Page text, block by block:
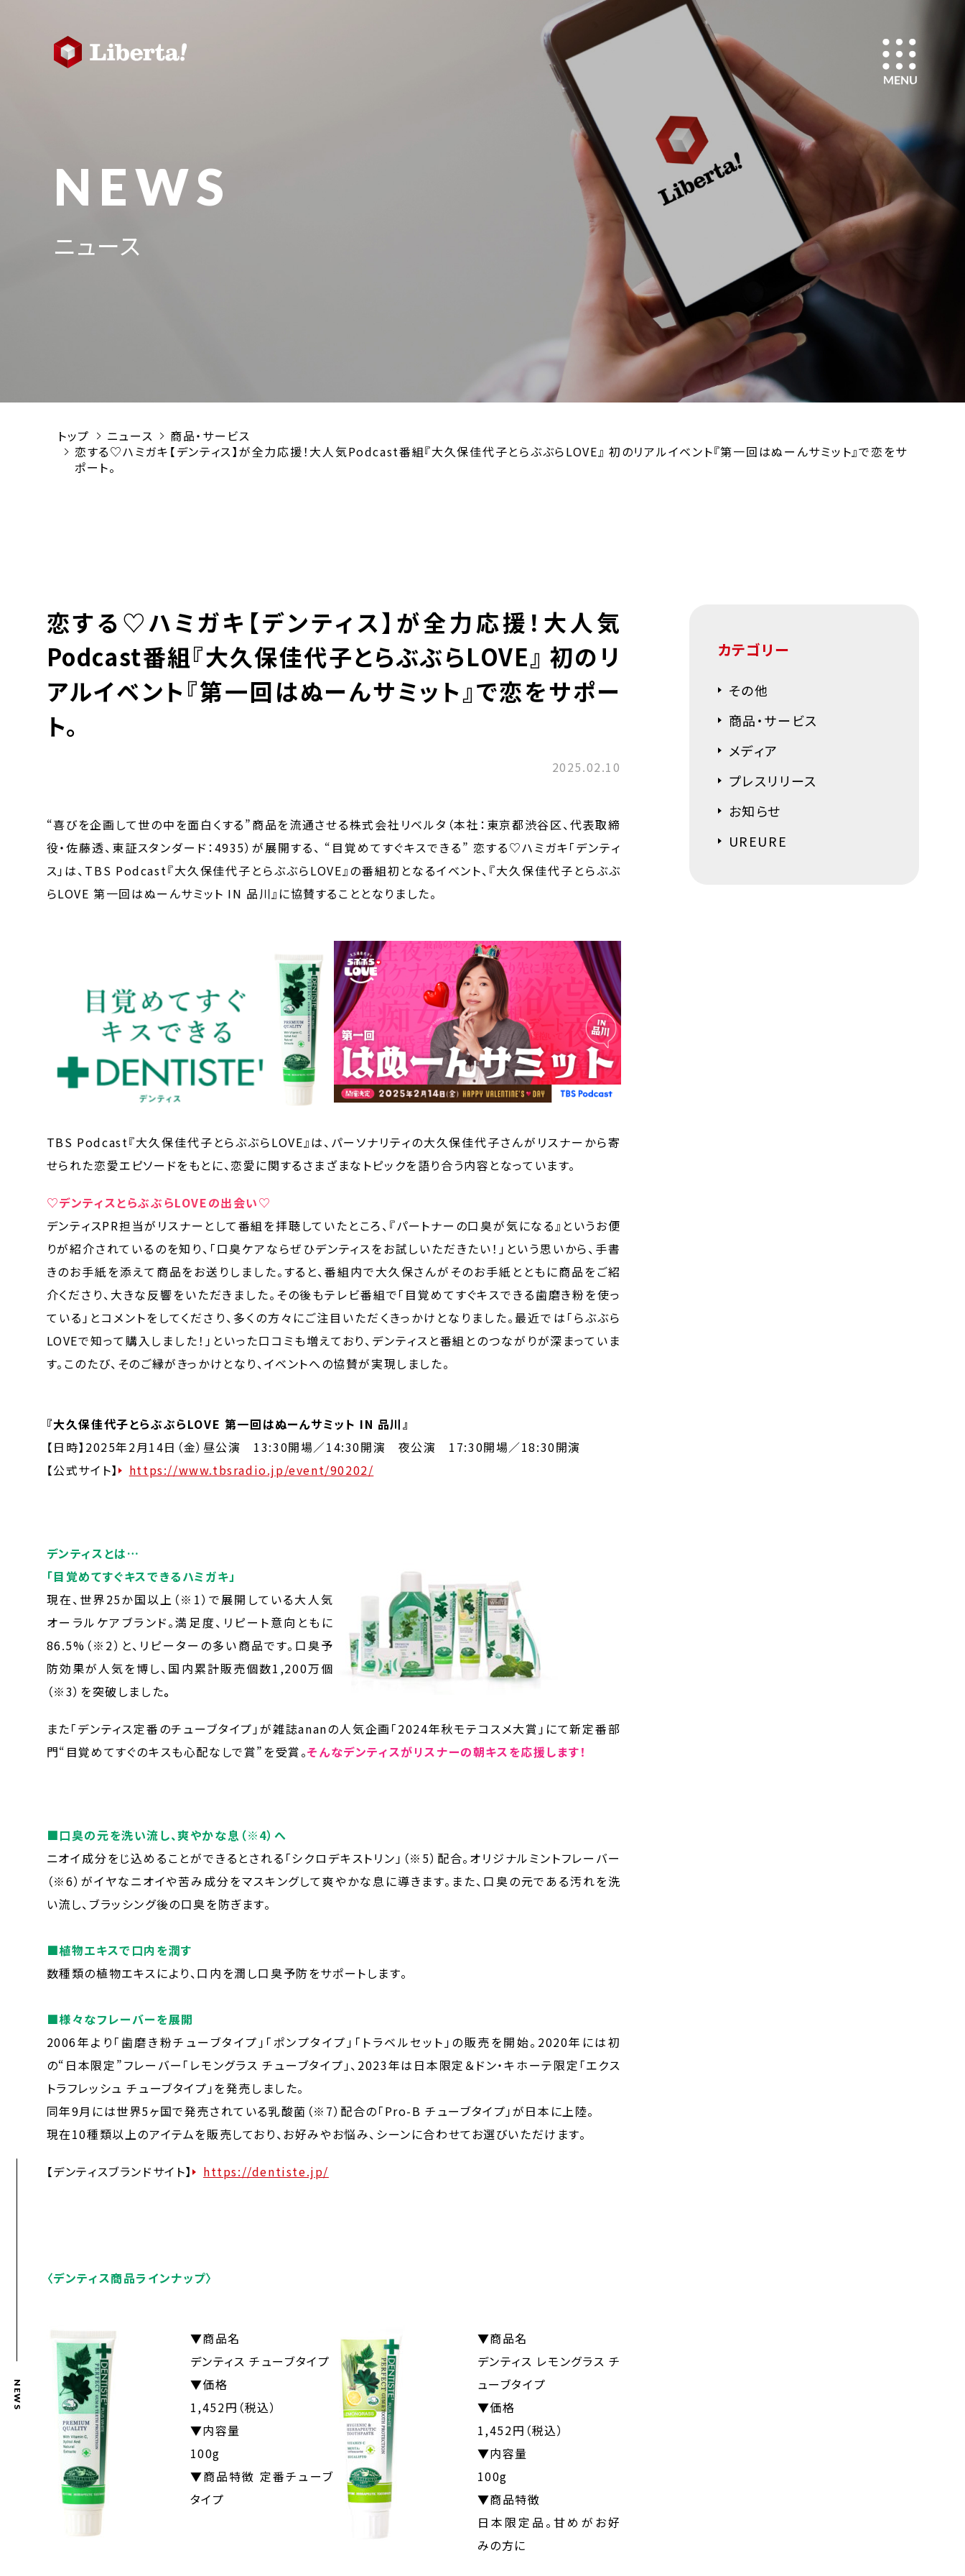
NEWS
ニュース
トップ ニュース
商品・サービス
恋する♡ハミガキ【デンティス】が全力応援！大人気Podcast番組『大久保佳代子とらぶぶらLOVE』 初のリアルイベント『第一回はぬーんサミット』で恋をサ
ポート。
NEWS
恋する♡ハミガキ【デンティス】が全力応援！大人気
Podcast番組『大久保佳代子とらぶぶらLOVE』 初のリ
アルイベント『第一回はぬーんサミット』で恋をサポー
ト。
2025.02.10
“喜びを企画して世の中を面白くする”商品を流通させる株式会社リベルタ（本社：東京都渋谷区、代表取締
役・佐藤透、東証スタンダード：4935）が展開する、 “目覚めてすぐキスできる” 恋する♡ハミガキ「デンティ
ス」は、TBS Podcast『大久保佳代子とらぶぶらLOVE』の番組初となるイベント、『大久保佳代子とらぶぶ
らLOVE 第一回はぬーんサミット IN 品川』に協賛することとなりました。
TBS Podcast『大久保佳代子とらぶぶらLOVE』は、パーソナリティの大久保佳代子さんがリスナーから寄
せられた恋愛エピソードをもとに、恋愛に関するさまざまなトピックを語り合う内容となっています。
♡デンティスとらぶぶらLOVEの出会い♡
デンティスPR担当がリスナーとして番組を拝聴していたところ、『パートナーの口臭が気になる』というお便
りが紹介されているのを知り、「口臭ケアならぜひデンティスをお試しいただきたい！」という思いから、手書
きのお手紙を添えて商品をお送りしました。すると、番組内で大久保さんがそのお手紙とともに商品をご紹
介くださり、大きな反響をいただきました。その後もテレビ番組で「目覚めてすぐキスできる歯磨き粉を使っ
ている」とコメントをしてくださり、多くの方々にご注目いただくきっかけとなりました。最近では「らぶぶら
LOVEで知って購入しました！」といった口コミも増えており、デンティスと番組とのつながりが深まっていま
す。このたび、そのご縁がきっかけとなり、イベントへの協賛が実現しました。
『大久保佳代子とらぶぶらLOVE 第一回はぬーんサミット IN 品川』
【日時】2025年2月14日（金）昼公演 13:30開場／14:30開演 夜公演 17:30開場／18:30開演
【公式サイト】
https://www.tbsradio.jp/event/90202/
デンティスとは…
「目覚めてすぐキスできるハミガキ」
現在、世界25か国以上（※1）で展開している大人気
オーラルケアブランド。満足度、リピート意向ともに
86.5%（※2）と、リピーターの多い商品です。口臭予
防効果が人気を博し、国内累計販売個数1,200万個
（※3）を突破しました。
また「デンティス定番のチューブタイプ」が雑誌ananの人気企画「2024年秋モテコスメ大賞」にて新定番部
門“目覚めてすぐのキスも心配なしで賞”を受賞。そんなデンティスがリスナーの朝キスを応援します！
■口臭の元を洗い流し、爽やかな息（※4）へ
ニオイ成分をじ込めることができるとされる「シクロデキストリン」（※5）配合。オリジナルミントフレーバー
（※6）がイヤなニオイや苦み成分をマスキングして爽やかな息に導きます。また、口臭の元である汚れを洗
い流し、ブラッシング後の口臭を防ぎます。
■植物エキスで口内を潤す
数種類の植物エキスにより、口内を潤し口臭予防をサポートします。
■様々なフレーバーを展開
2006年より「歯磨き粉チューブタイプ」「ポンプタイプ」「トラベルセット」の販売を開始。2020年には初
の“日本限定”フレーバー「レモングラス チューブタイプ」、2023年は日本限定＆ドン・キホーテ限定「エクス
トラフレッシュ チューブタイプ」を発売しました。
同年9月には世界5ヶ国で発売されている乳酸菌（※7）配合の「Pro-B チューブタイプ」が日本に上陸。
現在10種類以上のアイテムを販売しており、お好みやお悩み、シーンに合わせてお選びいただけます。
【デンティスブランドサイト】 https://dentiste.jp/
〈デンティス商品ラインナップ〉
▼商品名
デンティス チューブタイプ
▼価格
1,452円（税込）
▼内容量
100g
▼商品特徴 定番チューブ
タイプ
▼商品名
デンティス レモングラス チ
ューブタイプ
▼価格
1,452円（税込）
▼内容量
100g
▼商品特徴
日本限定品。甘めがお好
みの方に
カテゴリー
その他
商品・サービス
メディア
プレスリリース
お知らせ
UREURE